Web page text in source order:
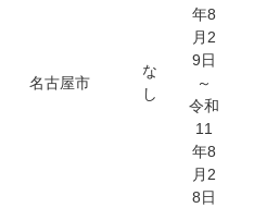
名古屋市
な
し
年8
月2
9日
～
令和
11
年8
月2
8日